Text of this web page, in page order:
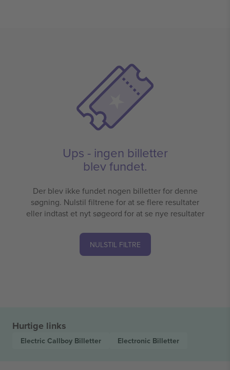
Ups - ingen billetter
blev fundet.
Der blev ikke fundet nogen billetter for denne
søgning. Nulstil filtrene for at se flere resultater
eller indtast et nyt søgeord for at se nye resultater
NULSTIL FILTRE
Hurtige links
Electric Callboy Billetter Electronic Billetter